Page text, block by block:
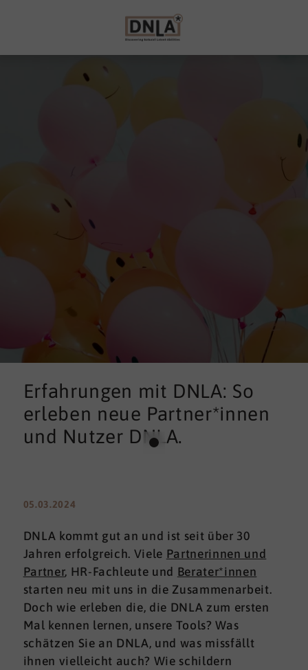
Erfahrungen mit DNLA: So
erleben neue Partner*innen
und Nutzer DNLA.
05.03.2024
DNLA kommt gut an und ist seit über 30
Jahren erfolgreich. Viele Partnerinnen und
Partner, HR-Fachleute und Berater*innen
starten neu mit uns in die Zusammenarbeit.
Doch wie erleben die, die DNLA zum ersten
Mal kennen lernen, unsere Tools? Was
schätzen Sie an DNLA, und was missfällt
ihnen vielleicht auch? Wie schildern